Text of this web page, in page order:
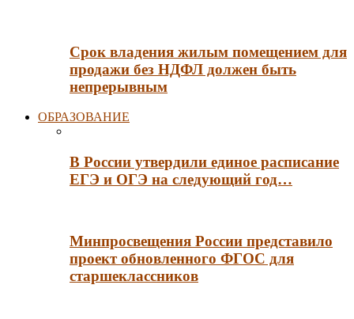
Срок владения жилым помещением для
продажи без НДФЛ должен быть
непрерывным
ОБРАЗОВАНИЕ
В России утвердили единое расписание
ЕГЭ и ОГЭ на следующий год…
Минпросвещения России представило
проект обновленного ФГОС для
старшеклассников